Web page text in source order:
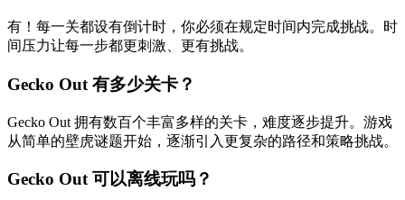
有！每一关都设有倒计时，你必须在规定时间内完成挑战。时
间压力让每一步都更刺激、更有挑战。
Gecko Out 有多少关卡？
Gecko Out 拥有数百个丰富多样的关卡，难度逐步提升。游戏
从简单的壁虎谜题开始，逐渐引入更复杂的路径和策略挑战。
Gecko Out 可以离线玩吗？